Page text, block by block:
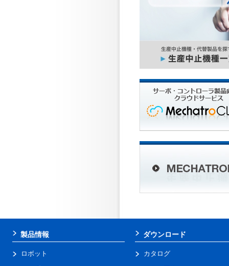
製品情報
ロボット
ダウンロード
カタログ